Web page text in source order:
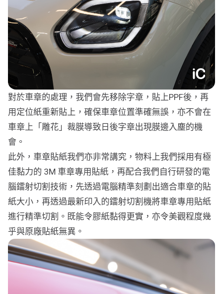
對於車章的處理，我們會先移除字章，貼上PPF後，再
用定位紙重新貼上，確保車章位置準確無誤，亦不會在
車章上「雕花」裁膜導致日後字章出現膜邊入塵的機
會。
此外，車章貼紙我們亦非常講究，物料上我們採用有極
佳黏力的 3M 車章專用貼紙，再配合我們自行研發的電
腦鐳射切割技術，先透過電腦精準刻劃出適合車章的貼
紙大小，再透過最新印入的鐳射切割機將車章專用貼紙
進行精準切割。既能令膠紙黏得更實，亦令美觀程度幾
乎與原廠貼紙無異。